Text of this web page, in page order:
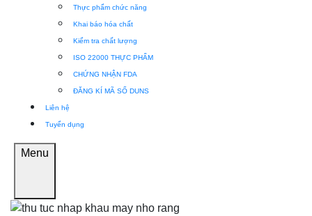
Thực phẩm chức năng
Khai báo hóa chất
Kiểm tra chất lượng
ISO 22000 THỰC PHẨM
CHỨNG NHẬN FDA
ĐĂNG KÍ MÃ SỐ DUNS
Liên hệ
Tuyển dụng
Menu